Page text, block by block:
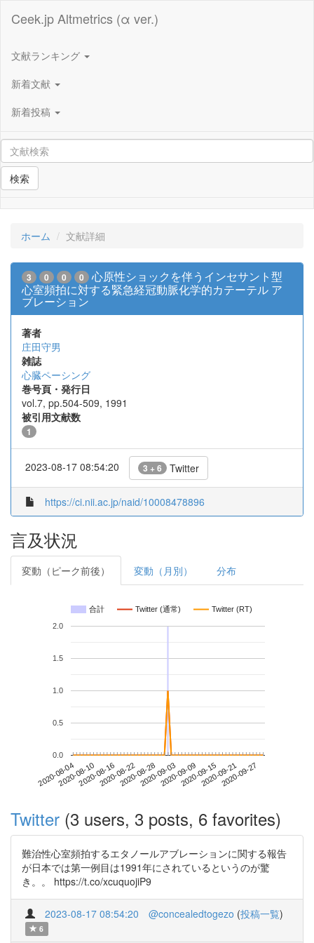
Ceek.jp Altmetrics (α ver.)
文献ランキング
新着文献
新着投稿
検索
ホーム 文献詳細
3 0 0 0
心原性ショックを伴うインセサント型
心室頻拍に対する緊急経冠動脈化学的カテーテル ア
ブレーション
著者
庄田守男
雑誌
心臓ペーシング
巻号頁・発行日
vol.7, pp.504-509, 1991
被引用文献数
1
2023-08-17 08:54:20 3 + 6 Twitter
https://ci.nii.ac.jp/naid/10008478896
言及状況
変動（ピーク前後） 変動（月別） 分布
合計 Twitter (通常) Twitter (RT)
2020-08-042020-08-102020-08-162020-08-222020-08-282020-09-032020-09-092020-09-152020-09-212020-09-27
0.0
0.5
1.0
1.5
2.0
Twitter (3 users, 3 posts, 6 favorites)
難治性心室頻拍するエタノールアブレーションに関する報告
が日本では第一例目は1991年にされているというのが驚
き。。 https://t.co/xcuquojiP9
2023-08-17 08:54:20 @concealedtogezo (投稿一覧)
6